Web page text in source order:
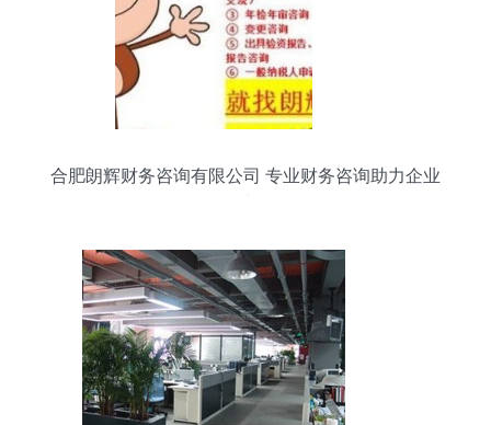
合肥朗辉财务咨询有限公司 专业财务咨询助力企业